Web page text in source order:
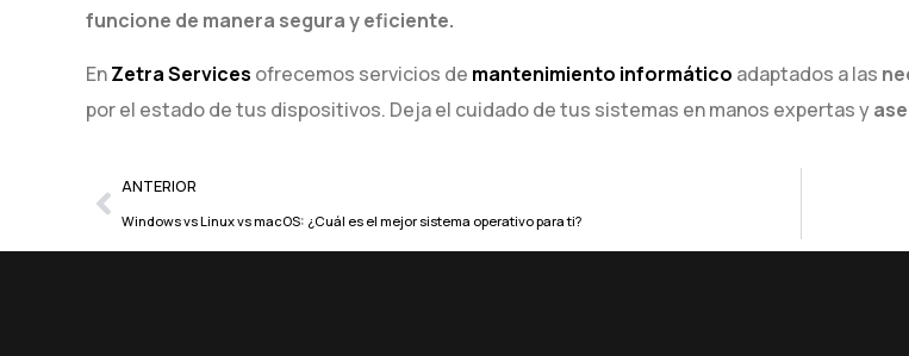
funcione de manera segura y eficiente.
EnZetra Services ofrecemos servicios de mantenimiento informático adaptados a las
por el estado de tus dispositivos. Deja el cuidado de tus sistemas en manos expertas y
ANTERIOR
Windows vs Linux vs macOS: ¿Cuál es el mejor sistema operativo para ti?